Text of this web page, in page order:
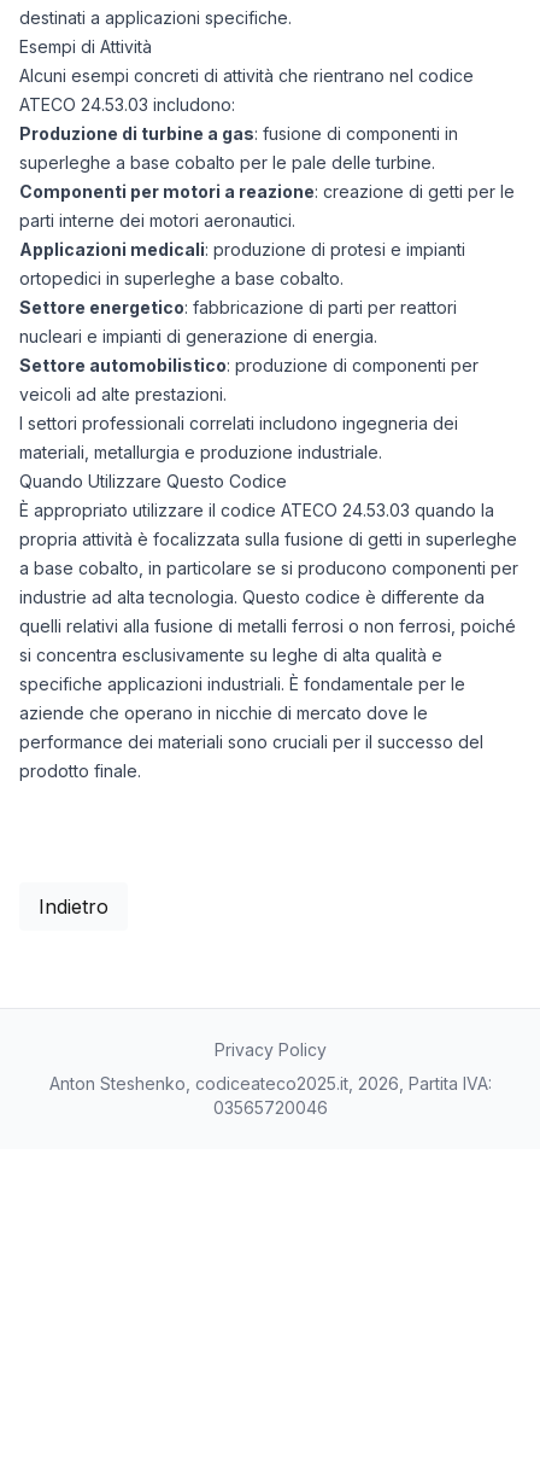
destinati a applicazioni specifiche.
Esempi di Attività
Alcuni esempi concreti di attività che rientrano nel codice
ATECO 24.53.03 includono:
Produzione di turbine a gas: fusione di componenti in
superleghe a base cobalto per le pale delle turbine.
Componenti per motori a reazione: creazione di getti per le
parti interne dei motori aeronautici.
Applicazioni medicali: produzione di protesi e impianti
ortopedici in superleghe a base cobalto.
Settore energetico: fabbricazione di parti per reattori
nucleari e impianti di generazione di energia.
Settore automobilistico: produzione di componenti per
veicoli ad alte prestazioni.
I settori professionali correlati includono ingegneria dei
materiali, metallurgia e produzione industriale.
Quando Utilizzare Questo Codice
È appropriato utilizzare il codice ATECO 24.53.03 quando la
propria attività è focalizzata sulla fusione di getti in superleghe
a base cobalto, in particolare se si producono componenti per
industrie ad alta tecnologia. Questo codice è differente da
quelli relativi alla fusione di metalli ferrosi o non ferrosi, poiché
si concentra esclusivamente su leghe di alta qualità e
specifiche applicazioni industriali. È fondamentale per le
aziende che operano in nicchie di mercato dove le
performance dei materiali sono cruciali per il successo del
prodotto finale.
Indietro
Privacy Policy
Anton Steshenko, codiceateco2025.it, 2026, Partita IVA:
03565720046